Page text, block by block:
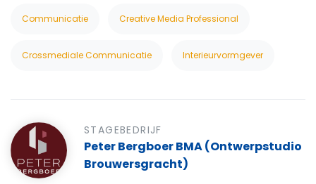
Communicatie Creative Media Professional
Crossmediale Communicatie Interieurvormgever
STAGEBEDRIJF
Peter Bergboer BMA (Ontwerpstudio
Brouwersgracht)